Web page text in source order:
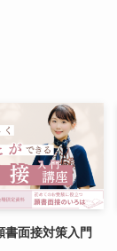
面接対策入門